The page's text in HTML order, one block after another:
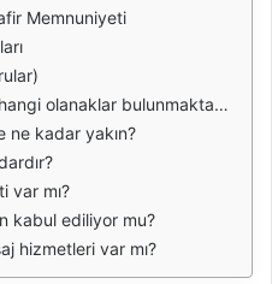
Memnuniyeti
olanaklar bulunmaktadır?
ne kadar yakın?
var mı?
kabul ediliyor mu?
hizmetleri var mı?